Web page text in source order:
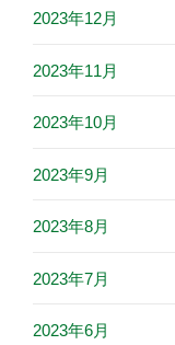
2023年12月
2023年11月
2023年10月
2023年9月
2023年8月
2023年7月
2023年6月